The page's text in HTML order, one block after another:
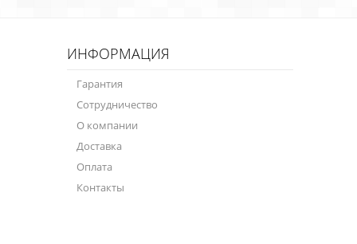
ИНФОРМАЦИЯ
Гарантия
Сотрудничество
О компании
Доставка
Оплата
Контакты